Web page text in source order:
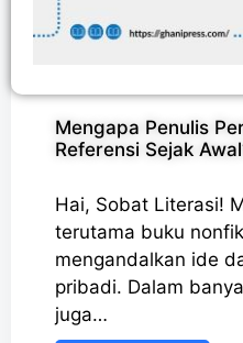
Mengapa Penulis
Referensi Sejak
Hai, Sobat Literasi!
terutama buku
mengandalkan ide
pribadi. Dalam
juga…